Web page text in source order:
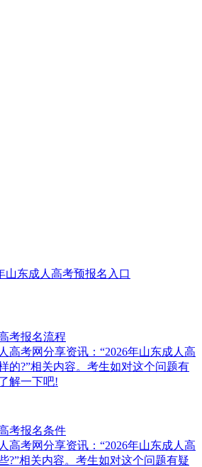
山东成人高考预报名入口
考报名流程
高考网分享资讯：“2026年山东成人高
的?”相关内容。考生如对这个问题有
解一下吧!
考报名条件
高考网分享资讯：“2026年山东成人高
?”相关内容。考生如对这个问题有疑